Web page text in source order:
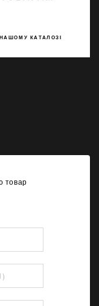
КАТАЛОЗІ
товар